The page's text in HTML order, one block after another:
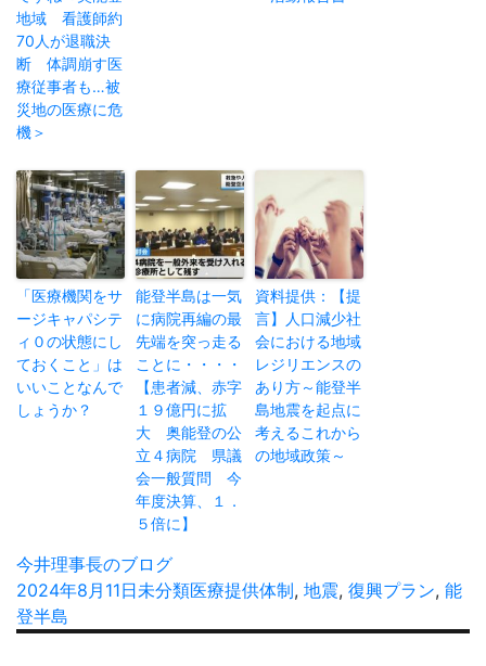
地域 看護師約
70人が退職決
断 体調崩す医
療従事者も…被
災地の医療に危
機＞
「医療機関をサ
ージキャパシテ
ィ０の状態にし
ておくこと」は
いいことなんで
しょうか？
能登半島は一気
に病院再編の最
先端を突っ走る
ことに・・・・
【患者減、赤字
１９億円に拡
大 奥能登の公
立４病院 県議
会一般質問 今
年度決算、１．
５倍に】
資料提供：【提
言】人口減少社
会における地域
レジリエンスの
あり方～能登半
島地震を起点に
考えるこれから
の地域政策～
投
稿
者
今井理事長のブログ
投
稿
2024年8月11日カ
未分類タ
医療提供体制, 地震, 復興プラン, 能
登半島